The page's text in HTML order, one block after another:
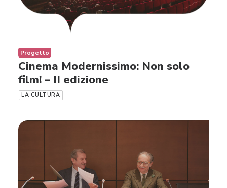
Progetto
Cinema Modernissimo: Non solo
film! – II edizione
LA CULTURA